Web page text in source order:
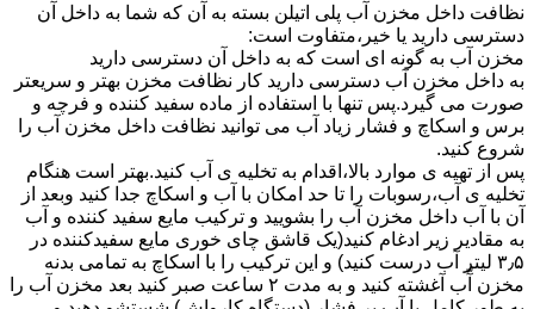
نظافت داخل مخزن آب پلی اتیلن بسته به آن که شما به داخل آن
دسترسی دارید یا خیر،متفاوت است:
مخزن آب به گونه ای است که به داخل آن دسترسی دارید
به داخل مخزن آب دسترسی دارید کار نظافت مخزن بهتر و سریعتر
صورت می گیرد.پس تنها با استفاده از ماده سفید کننده و فرچه و
برس و اسکاچ و فشار زیاد آب می توانید نظافت داخل مخزن آب را
شروع کنید.
پس از تهیه ی موارد بالا،اقدام به تخلیه ی آب کنید.بهتر است هنگام
تخلیه ی آب،رسوبات را تا حد امکان با آب و اسکاچ جدا کنید وبعد از
آن با آب داخل مخزن آب را بشویید و ترکیب مایع سفید کننده و آب
به مقادیر زیر ادغام کنید(یک قاشق چای خوری مایع سفیدکننده در
۳٫۵ لیتر آب درست کنید) و این ترکیب را با اسکاچ به تمامی بدنه
مخزن آّب آغشته کنید و به مدت ۲ ساعت صبر کنید بعد مخزن آب را